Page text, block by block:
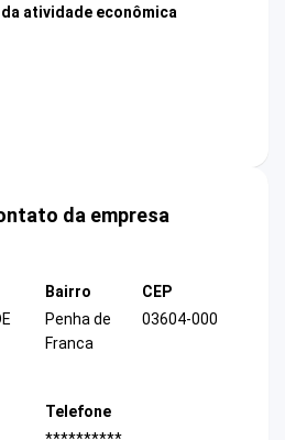
atividade econômica
da empresa
Bairro
Penha de
Franca
CEP
03604-000
Telefone